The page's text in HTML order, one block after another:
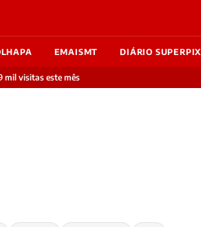
EMAISMT DIÁRIO SUPERPIX
mil visitas este mês